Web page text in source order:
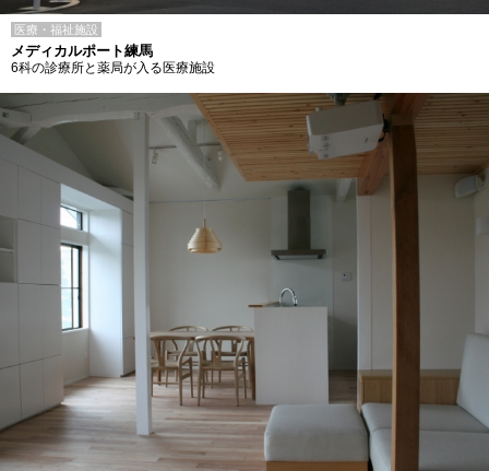
医療・福祉施設
メディカルポート練馬
6科の診療所と薬局が入る医療施設